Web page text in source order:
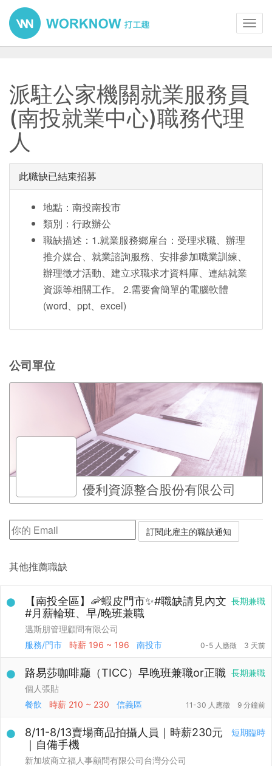
派駐公家機關就業服務員
(南投就業中心)職務代理
人
此職缺已結束招募
地點：南投南投市
類別：行政辦公
職缺描述：1.就業服務鄉雇台：受理求職、辦理
推介媒合、就業諮詢服務、安排參加職業訓練、
辦理徵才活動、建立求職求才資料庫、連結就業
資源等相關工作。 2.需要會簡單的電腦軟體
(word、ppt、excel)
公司單位
優利資源整合股份有限公司
其他推薦職缺
長期兼職
【南投全區】🦐蝦皮門市✨#職缺請見內文
#月薪輪班、早/晚班兼職
邁斯朋管理顧問有限公司
服務/門市
時薪 196 ~ 196 南投市 0-5 人應徵 3 天前
長期兼職
路易莎咖啡廳（TICC）早晚班兼職or正職
個人張貼
餐飲
時薪 210 ~ 230 信義區 11-30 人應徵 9 分鐘前
短期臨時
8/11-8/13賣場商品拍攝人員｜時薪230元
｜自備手機
新加坡商立福人事顧問有限公司台灣分公司